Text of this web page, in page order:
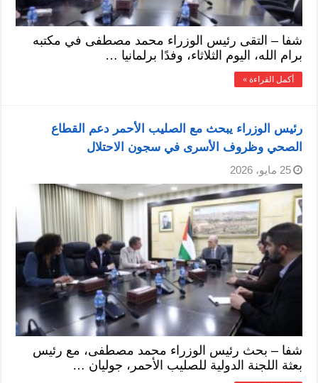
شفا – التقى رئيس الوزراء محمد مصطفى في مكتبه
برام الله، اليوم الثلاثاء، وفدًا برلمانيا …
أكمل القراءة »
رئيس الوزراء يبحث مع الصليب الأحمر دعم القطاع
الصحي وظروف الأسرى في سجون الاحتلال
25 مايو، 2026
شفا – بحث رئيس الوزراء محمد مصطفى، مع رئيس
بعثة اللجنة الدولية للصليب الأحمر، جوليان …